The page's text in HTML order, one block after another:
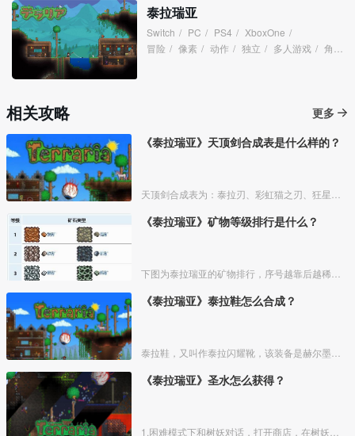
泰拉瑞亚
Switch / PC / PS4 / XboxOne /
冒险 / 像素 / 动作 / 独立 / 多人游戏 / 角色扮演
相关攻略
更多
《泰拉瑞亚》天顶剑合成表是什么样的？
《泰拉瑞亚》矿物等级排行是什么？
《泰拉瑞亚》泰拉鞋怎么合成？
《泰拉瑞亚》圣水怎么获得？